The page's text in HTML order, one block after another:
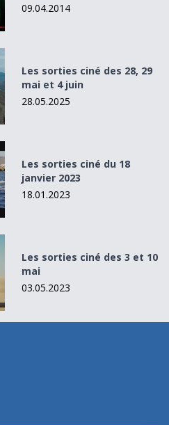
09.04.2014
mai et 4 juin
Les sorties ciné des 28, 29
mai et 4 juin
28.05.2025
2023
Les sorties ciné du 18
janvier 2023
18.01.2023
mai
Les sorties ciné des 3 et 10
mai
03.05.2023